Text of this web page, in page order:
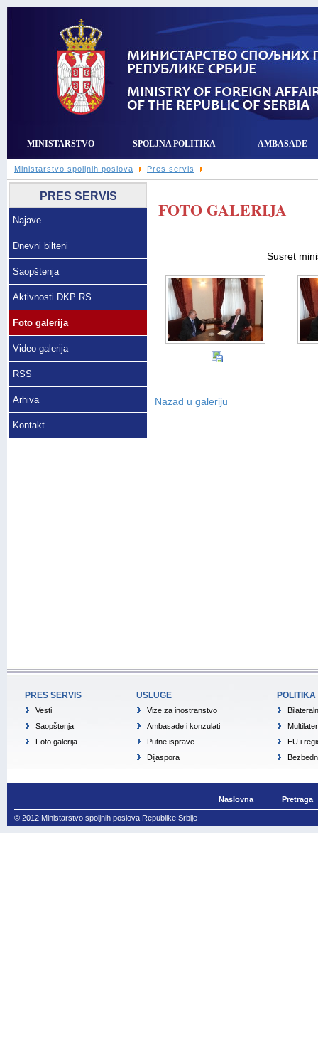
MINISTARSTVO SPOLJNA POLITIKA AMBASADE
Ministarstvo spoljnih poslova Pres servis
PRES SERVIS
Najave
Dnevni bilteni
Saopštenja
Aktivnosti DKP RS
Foto galerija
Video galerija
RSS
Arhiva
Kontakt
FOTO GALERIJA
Susret
Nazad u galeriju
PRES SERVIS
Vesti
Saopštenja
Foto galerija
USLUGE
Vize za inostranstvo
Ambasade i konzulati
Putne isprave
Dijaspora
POLITIKA
EU i
Naslovna Pretraga
© 2012 Ministarstvo spoljnih poslova Republike Srbije